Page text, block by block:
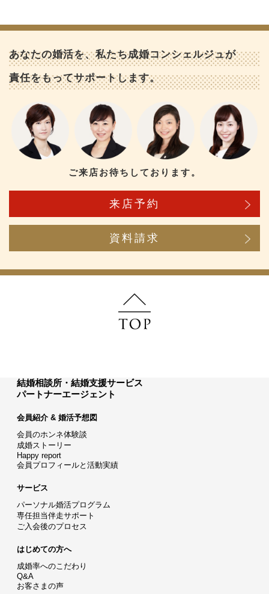
あなたの婚活を、私たち成婚コンシェルジュが
責任をもってサポートします。
ご来店お待ちしております。
来店予約
資料請求
結婚相談所・結婚支援サービス
パートナーエージェント
会員紹介 & 婚活予想図
会員のホンネ体験談
成婚ストーリー
Happy report
会員プロフィールと活動実績
サービス
パーソナル婚活プログラム
専任担当伴走サポート
ご入会後のプロセス
はじめての方へ
成婚率へのこだわり
Q&A
お客さまの声